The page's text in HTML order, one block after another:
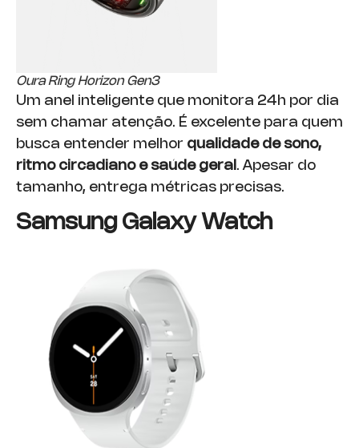
Oura Ring Horizon Gen3
Um anel inteligente que monitora 24h por dia
sem chamar atenção. É excelente para quem
busca entender melhor qualidade de sono,
ritmo circadiano e saúde geral . Apesar do
tamanho, entrega métricas precisas.
Samsung Galaxy Watch